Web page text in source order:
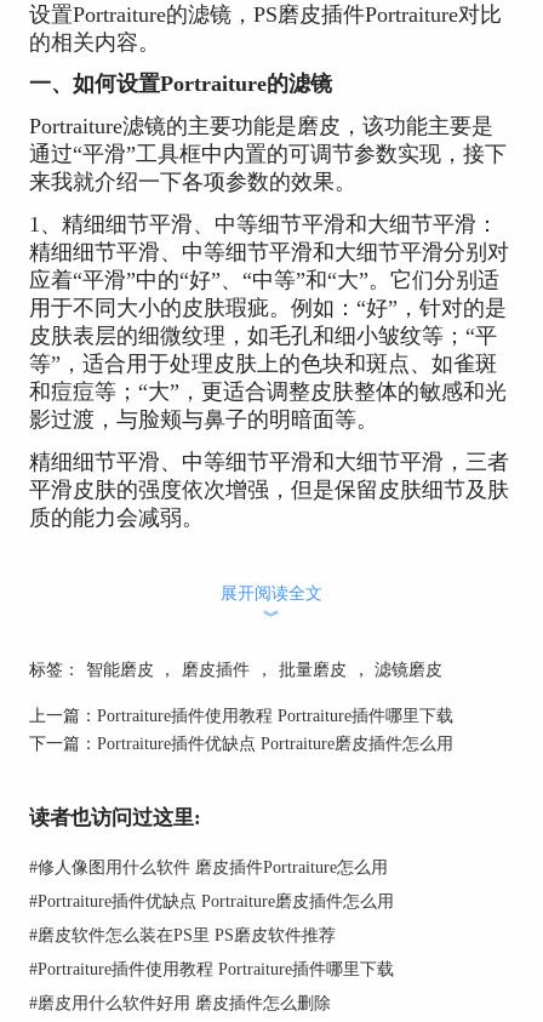
设置Portraiture的滤镜，PS磨皮插件Portraiture对比
的相关内容。
一、如何设置Portraiture的滤镜
Portraiture滤镜的主要功能是磨皮，该功能主要是
通过“平滑”工具框中内置的可调节参数实现，接下
来我就介绍一下各项参数的效果。
1、精细细节平滑、中等细节平滑和大细节平滑：
精细细节平滑、中等细节平滑和大细节平滑分别对
应着“平滑”中的“好”、“中等”和“大”。它们分别适
用于不同大小的皮肤瑕疵。例如：“好”，针对的是
皮肤表层的细微纹理，如毛孔和细小皱纹等；“平
等”，适合用于处理皮肤上的色块和斑点、如雀斑
和痘痘等；“大”，更适合调整皮肤整体的敏感和光
影过渡，与脸颊与鼻子的明暗面等。
精细细节平滑、中等细节平滑和大细节平滑，三者
平滑皮肤的强度依次增强，但是保留皮肤细节及肤
质的能力会减弱。
2、阈值：“阈值”在平滑中的作用是调节磨皮操作
的强度或力度，“阈值”的数值越高，磨皮的强度就
越高，效果就会越强，但是同时也会丢失更多的皮
别在于，上述三者调节的是不同大小瑕疵的磨皮强
度，而“阈值”调节的是三者的总体强度。
展开阅读全文
︾
标签： 智能磨皮 ， 磨皮插件 ， 批量磨皮 ， 滤镜磨皮
上一篇： Portraiture插件使用教程 Portraiture插件哪里下载
下一篇： Portraiture插件优缺点 Portraiture磨皮插件怎么用
读者也访问过这里:
#修人像图用什么软件 磨皮插件Portraiture怎么用
#Portraiture插件优缺点 Portraiture磨皮插件怎么用
#磨皮软件怎么装在PS里 PS磨皮软件推荐
#Portraiture插件使用教程 Portraiture插件哪里下载
#磨皮用什么软件好用 磨皮插件怎么删除